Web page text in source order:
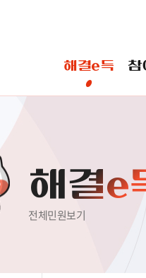
해결e득 참
해결e
전체민원보기